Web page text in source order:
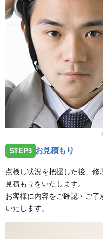
STEP3 お見積もり
点検し状況を把握した後、
見積もりをいたします。
お客様に内容をご確認・ご
いたします。